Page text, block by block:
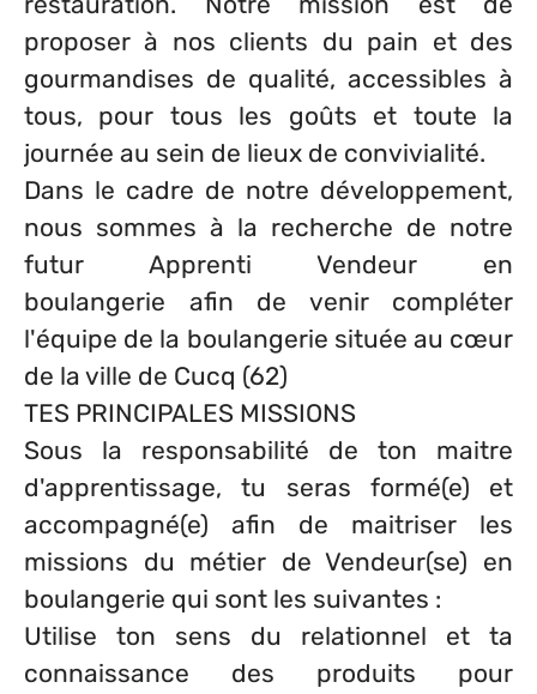
proposer à nos clients du pain et des
gourmandises de qualité, accessibles à
tous, pour tous les goûts et toute la
journée au sein de lieux de convivialité.
Dans le cadre de notre développement,
nous sommes à la recherche de notre
futur Apprenti Vendeur en
boulangerie afin de venir compléter
l'équipe de la boulangerie située au cœur
de la ville de Cucq (62)
TES PRINCIPALES MISSIONS
Sous la responsabilité de ton maitre
d'apprentissage, tu seras formé(e) et
accompagné(e) afin de maitriser les
missions du métier de Vendeur(se) en
boulangerie qui sont les suivantes :
Utilise ton sens du relationnel et ta
connaissance des produits pour